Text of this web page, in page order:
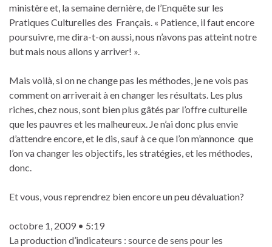
ministère et, la semaine dernière, de l’Enquête sur les
Pratiques Culturelles des Français. « Patience, il faut encore
poursuivre, me dira-t-on aussi, nous n’avons pas atteint notre
but mais nous allons y arriver! ».
Mais voilà, si on ne change pas les méthodes, je ne vois pas
comment on arriverait à en changer les résultats. Les plus
riches, chez nous, sont bien plus gâtés par l’offre culturelle
que les pauvres et les malheureux. Je n’ai donc plus envie
d’attendre encore, et le dis, sauf à ce que l’on m’annonce que
l’on va changer les objectifs, les stratégies, et les méthodes,
donc.
Et vous, vous reprendrez bien encore un peu dévaluation?
octobre 1, 2009 • 5:19
La production d’indicateurs : source de sens pour les